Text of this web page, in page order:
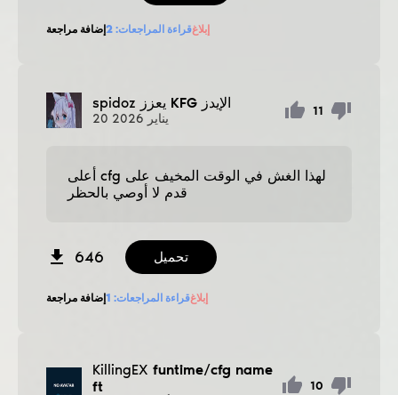
إضافة مراجعة قراءة المراجعات: 2 إبلاغ
spidoz يعزز KFG الإيدز
20 يناير
11
أعلى cfg لهذا الغش في الوقت المخيف على
قدم لا أوصي بالحظر
646 تحميل
إضافة مراجعة قراءة المراجعات: 1 إبلاغ
KillingEX funtime/cfg name
ft
10